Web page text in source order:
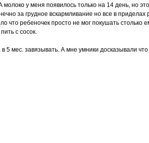
у меня появилось только на 14 день, но
за грудное вскармливание но все в приделах
что ребеночек просто не мог покушать
с сосок.
мес. завязывать. А мне умники досказывали